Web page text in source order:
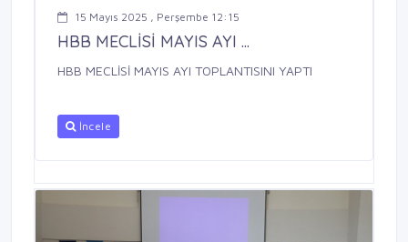
15 Mayıs 2025 , Perşembe 12:15
HBB MECLİSİ MAYIS AYI ...
HBB MECLİSİ MAYIS AYI TOPLANTISINI YAPTI
İncele